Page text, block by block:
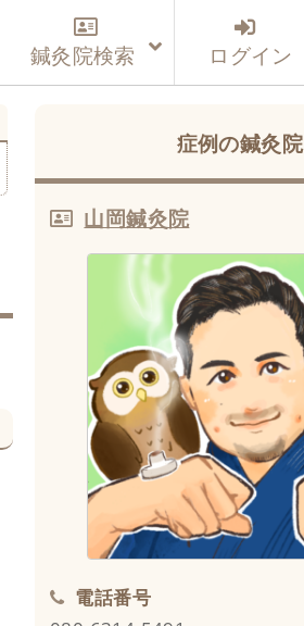
鍼灸院検索 ログイン
症例の鍼灸院
山岡鍼灸院
電話番号